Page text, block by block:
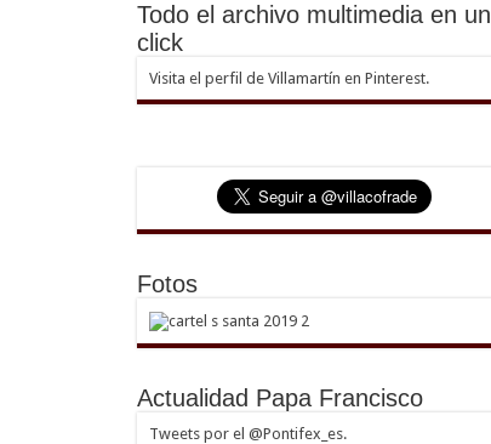
Todo el archivo multimedia en un
click
Visita el perfil de Villamartín en Pinterest.
Fotos
Actualidad Papa Francisco
Tweets por el @Pontifex_es.